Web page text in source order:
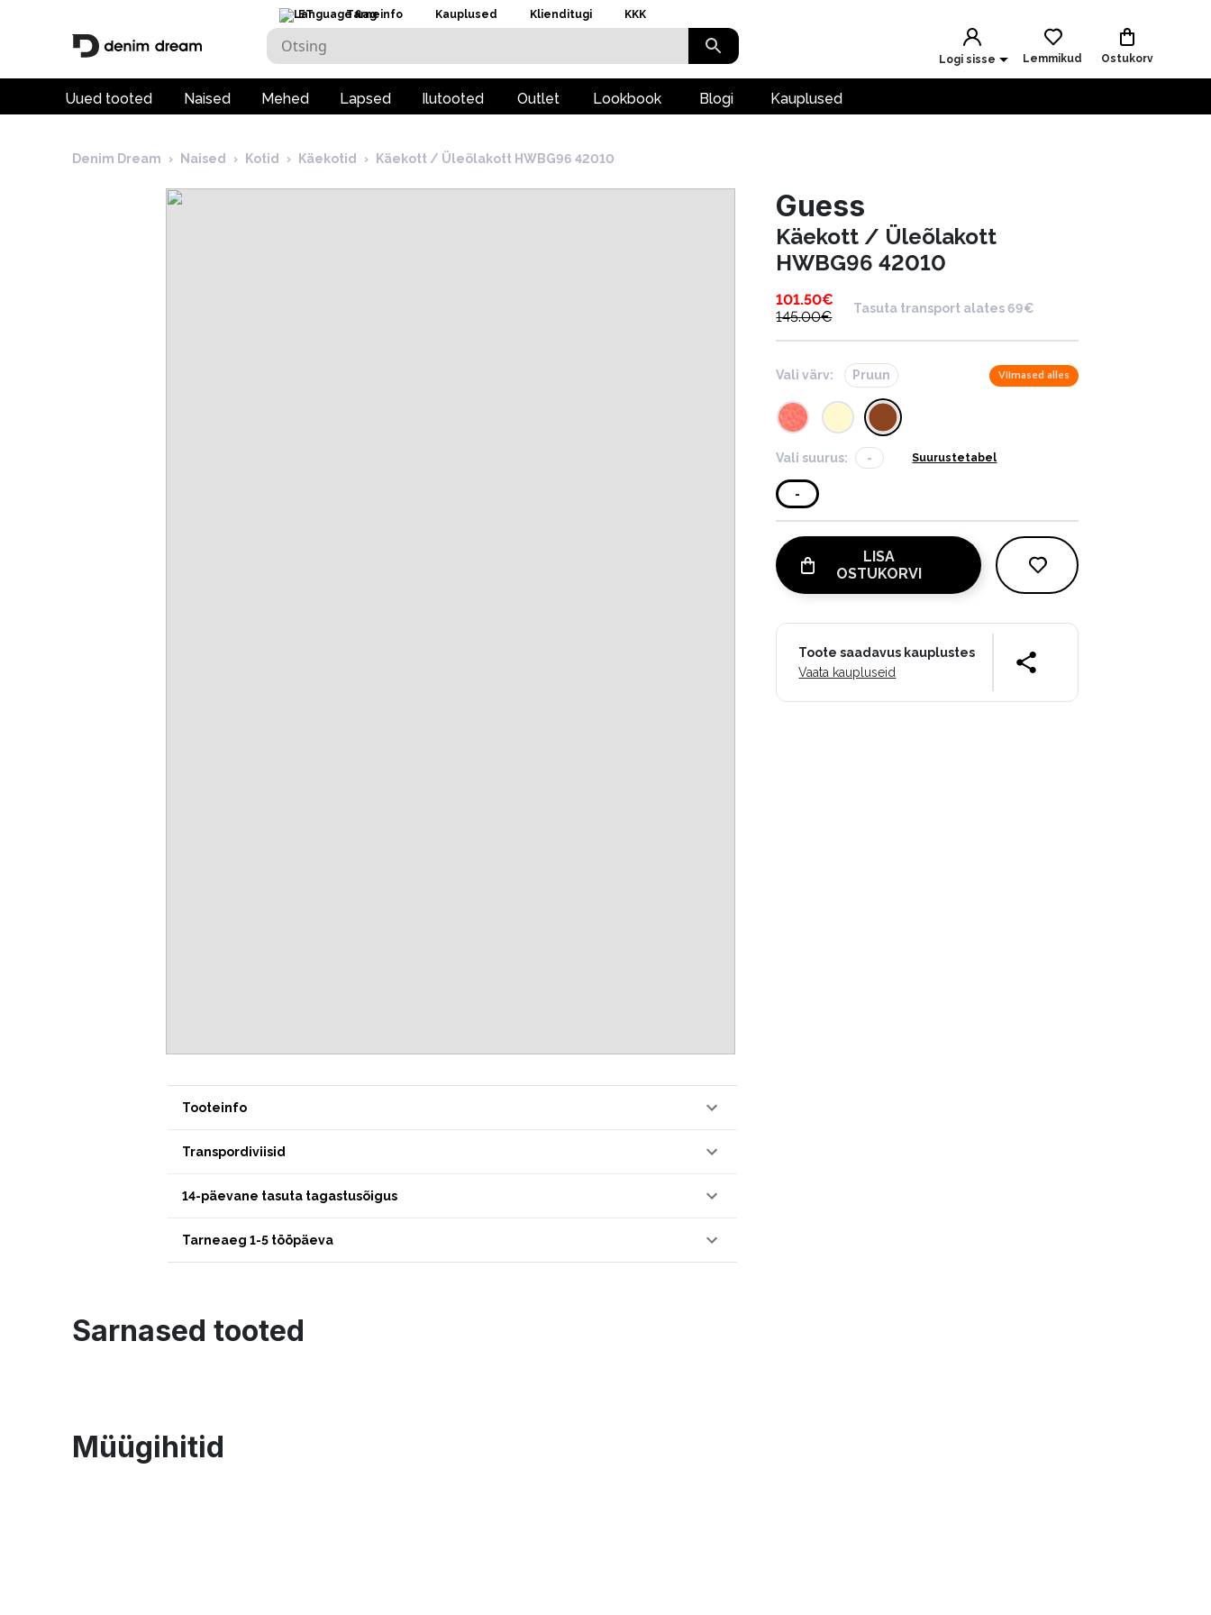
ET Tarneinfo Kauplused Klienditugi KKK
Logi sisse Lemmikud Ostukorv
Uued tooted Naised Mehed Lapsed Ilutooted Outlet Lookbook Blogi Kauplused
Denim Dream › Naised › Kotid › Käekotid › Käekott / Üleõlakott HWBG96 42010
Tooteinfo
Transpordiviisid
14-päevane tasuta tagastusõigus
Tarneaeg 1-5 tööpäeva
Guess
Käekott / Üleõlakott
HWBG96 42010
101.50€
145.00€
Tasuta transport alates 69€
Vali värv: Pruun Viimased alles
Vali suurus: - Suurustetabel
-
LISA
OSTUKORVI
Toote saadavus kauplustes
Vaata kaupluseid
Sarnased tooted
Müügihitid